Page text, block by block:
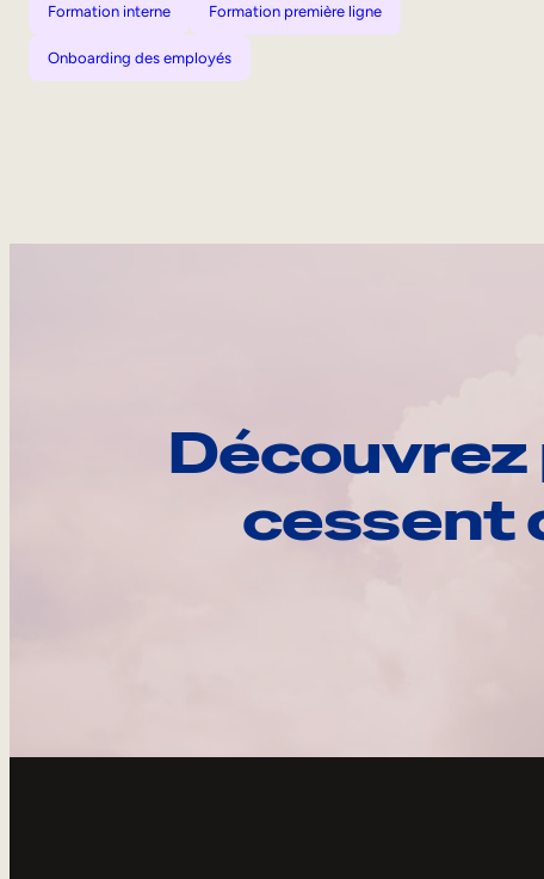
Formation interne Formation première ligne
Onboarding des employés
cessent